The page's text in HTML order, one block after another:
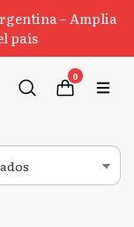
– Amplia
país
0